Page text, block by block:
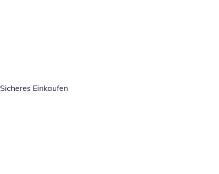
Sicheres Einkaufen